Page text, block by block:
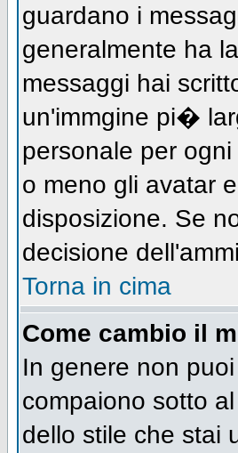
guardano i
generalmente ha
messaggi hai
un'immgine pi�
personale per
o meno gli avatar
disposizione. Se
decisione
Torna in cima
Come cambio il
In genere non
compaiono sotto
dello stile che stai